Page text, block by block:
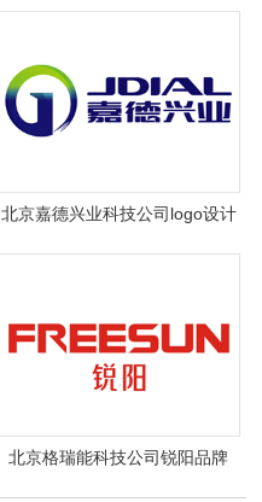
北京嘉德兴业科技公司logo设计
北京格瑞能科技公司锐阳品牌